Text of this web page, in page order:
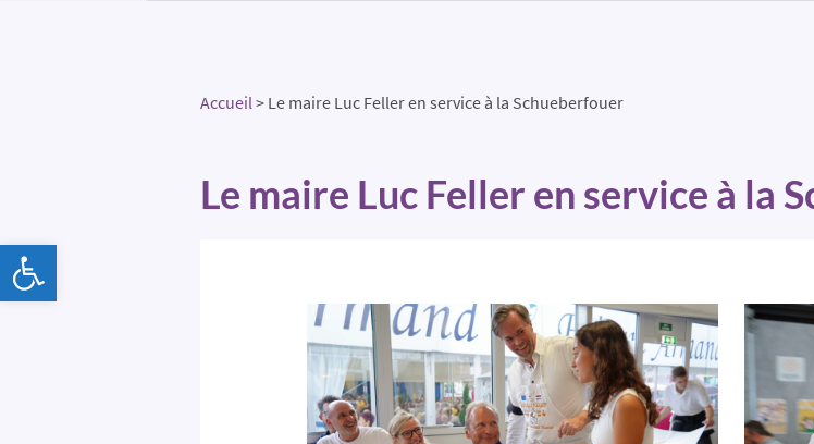
Accueil> Le maire Luc Feller en service à la Schueberfouer
Le maire Luc Feller en service à la
Ouvrir la barre d’outils